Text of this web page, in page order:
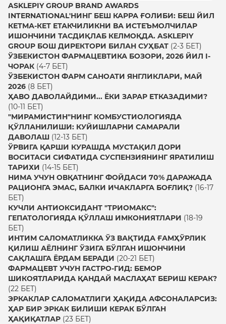
ASKLEPIY GROUP BRAND AWARDS
INTERNATIONAL'НИНГ БЕШ КАРРА ҒОЛИБИ: БЕШ ЙИЛ
КЕТМА-КЕТ ЕТАКЧИЛИКНИ ВА ИСТЕЪМОЛЧИЛАР
ИШОНЧИНИ ТАСДИҚЛАБ КЕЛМОҚДА. ASKLEPIY
GROUP БОШ ДИРЕКТОРИ БИЛАН СУҲБАТ (2-3 БЕТ)
ЎЗБЕКИСТОН ФАРМАЦЕВТИКА БОЗОРИ, 2026 ЙИЛ I-
ЧОРАК (4-7 БЕТ)
ЎЗБЕКИСТОН ФАРМ САНОАТИ ЯНГЛИКЛАРИ, МАЙ
2026 (8 БЕТ)
ҲАВО ДАВОЛАЙДИМИ... ЁКИ ЗАРАР ЕТКАЗАДИМИ?
(10-11 БЕТ)
"МИРАМИСТИН"НИНГ КОМБУСТИОЛОГИЯДА
ҚЎЛЛАНИЛИШИ: КУЙИШЛАРНИ САМАРАЛИ
ДАВОЛАШ (12-13 БЕТ)
ЎРВИГА ҚАРШИ КУРАШДА МУСТАҚИЛ ДОРИ
ВОСИТАСИ СИФАТИДА СУСПЕНЗИЯНИНГ ЯРАТИЛИШ
ТАРИХИ (14-15 БЕТ)
НИМА УЧУН ОВҚАТНИНГ ФОЙДАСИ 70% ДАРАЖАДА
РАЦИОНГА ЭМАС, БАЛКИ ИЧАКЛАРГА БОҒЛИҚ? (16-17
БЕТ)
КУЧЛИ АНТИОКСИДАНТ "ТРИОМАКС":
ГЕПАТОЛОГИЯДА ҚЎЛЛАШ ИМКОНИЯТЛАРИ (18-19
БЕТ)
ИНТИМ САЛОМАТЛИККА ЎЗ ВАҚТИДА ҒАМҲЎРЛИК
ҚИЛИШ АЁЛНИНГ ЎЗИГА БЎЛГАН ИШОНЧИНИ
САҚЛАШГА ЁРДАМ БЕРАДИ (20-21 БЕТ)
ФАРМАЦЕВТ УЧУН ГАСТРО-ГИД: БЕМОР
ШИКОЯТЛАРИДА ҚАНДАЙ МАСЛАҲАТ БЕРИШ КЕРАК?
(22 БЕТ)
ЭРКАКЛАР САЛОМАТЛИГИ ҲАҚИДА АФСОНАЛАРСИЗ:
ҲАР БИР ЭРКАК БИЛИШИ КЕРАК БЎЛГАН
ҲАҚИҚАТЛАР (23 БЕТ)